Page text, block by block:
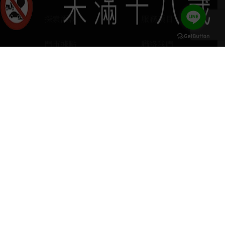
探索酒款 服務項目
門市據點 聯絡我們